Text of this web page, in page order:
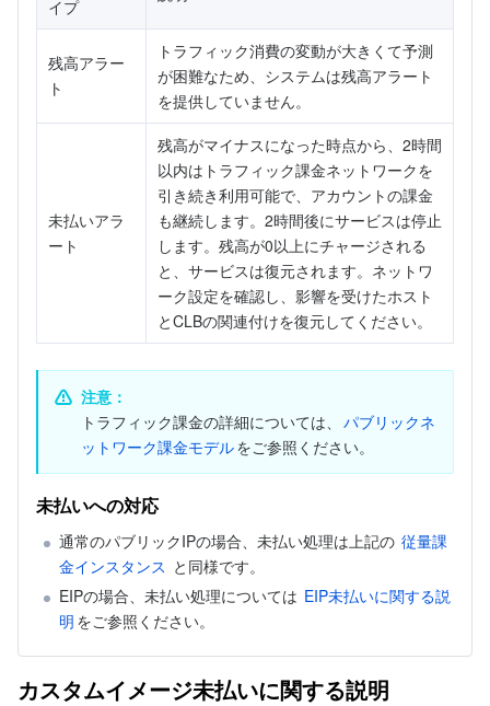
イプ
残高アラー
ト
トラフィック消費の変動が大きくて予測
が困難なため、システムは残高アラート
を提供していません。
未払いアラ
ート
残高がマイナスになった時点から、2時間
以内はトラフィック課金ネットワークを
引き続き利用可能で、アカウントの課金
も継続します。2時間後にサービスは停止
します。残高が0以上にチャージされる
と、サービスは復元されます。ネットワ
ーク設定を確認し、影響を受けたホスト
とCLBの関連付けを復元してください。
注意：
トラフィック課金の詳細については、 パブリックネ
ットワーク課金モデルをご参照ください。
未払いへの対応
通常のパブリックIPの場合、未払い処理は上記の 従量課
金インスタンス と同様です。
EIPの場合、未払い処理については EIP未払いに関する説
明 をご参照ください。
カスタムイメージ未払いに関する説明